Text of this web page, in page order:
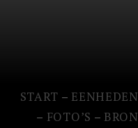
START – EENHEDEN
– FOTO’S – BRON